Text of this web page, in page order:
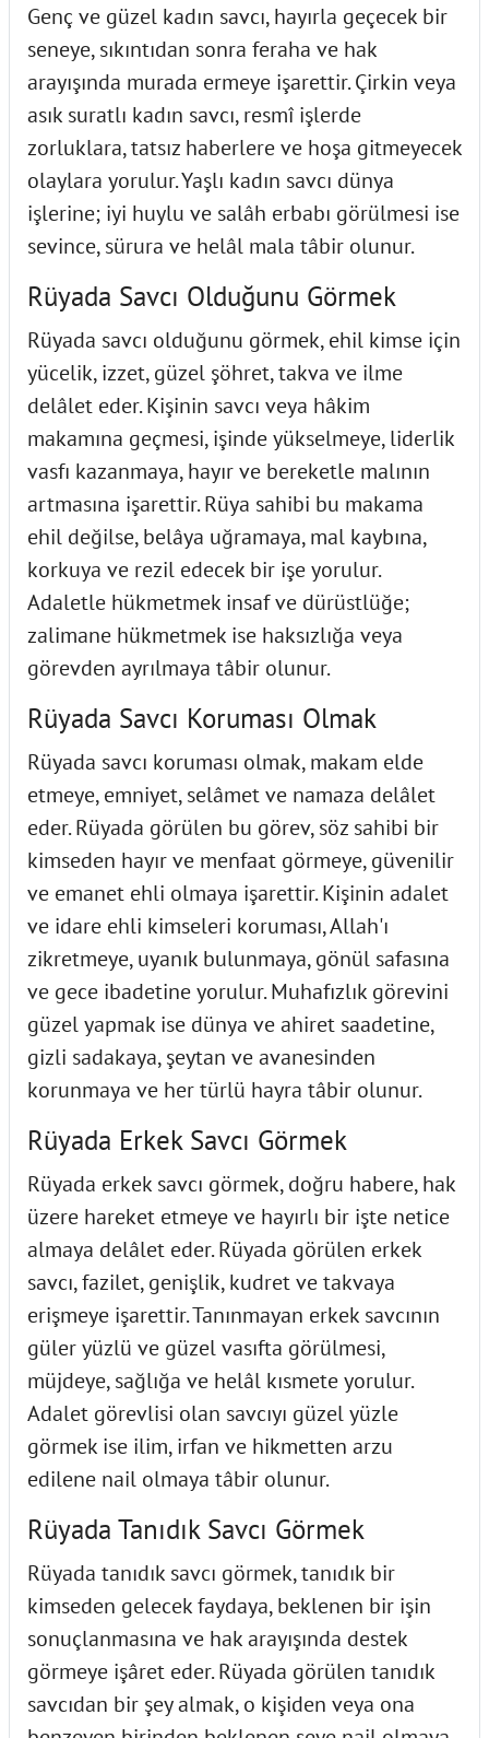
Genç ve güzel kadın savcı, hayırla geçecek bir
seneye, sıkıntıdan sonra feraha ve hak
arayışında murada ermeye işarettir. Çirkin veya
asık suratlı kadın savcı, resmî işlerde
zorluklara, tatsız haberlere ve hoşa gitmeyecek
olaylara yorulur. Yaşlı kadın savcı dünya
işlerine; iyi huylu ve salâh erbabı görülmesi ise
sevince, sürura ve helâl mala tâbir olunur.
Rüyada Savcı Olduğunu Görmek
Rüyada savcı olduğunu görmek, ehil kimse için
yücelik, izzet, güzel şöhret, takva ve ilme
delâlet eder. Kişinin savcı veya hâkim
makamına geçmesi, işinde yükselmeye, liderlik
vasfı kazanmaya, hayır ve bereketle malının
artmasına işarettir. Rüya sahibi bu makama
ehil değilse, belâya uğramaya, mal kaybına,
korkuya ve rezil edecek bir işe yorulur.
Adaletle hükmetmek insaf ve dürüstlüğe;
zalimane hükmetmek ise haksızlığa veya
görevden ayrılmaya tâbir olunur.
Rüyada Savcı Koruması Olmak
Rüyada savcı koruması olmak, makam elde
etmeye, emniyet, selâmet ve namaza delâlet
eder. Rüyada görülen bu görev, söz sahibi bir
kimseden hayır ve menfaat görmeye, güvenilir
ve emanet ehli olmaya işarettir. Kişinin adalet
ve idare ehli kimseleri koruması, Allah'ı
zikretmeye, uyanık bulunmaya, gönül safasına
ve gece ibadetine yorulur. Muhafızlık görevini
güzel yapmak ise dünya ve ahiret saadetine,
gizli sadakaya, şeytan ve avanesinden
korunmaya ve her türlü hayra tâbir olunur.
Rüyada Erkek Savcı Görmek
Rüyada erkek savcı görmek, doğru habere, hak
üzere hareket etmeye ve hayırlı bir işte netice
almaya delâlet eder. Rüyada görülen erkek
savcı, fazilet, genişlik, kudret ve takvaya
erişmeye işarettir. Tanınmayan erkek savcının
güler yüzlü ve güzel vasıfta görülmesi,
müjdeye, sağlığa ve helâl kısmete yorulur.
Adalet görevlisi olan savcıyı güzel yüzle
görmek ise ilim, irfan ve hikmetten arzu
edilene nail olmaya tâbir olunur.
Rüyada Tanıdık Savcı Görmek
Rüyada tanıdık savcı görmek, tanıdık bir
kimseden gelecek faydaya, beklenen bir işin
sonuçlanmasına ve hak arayışında destek
görmeye işâret eder. Rüyada görülen tanıdık
savcıdan bir şey almak, o kişiden veya ona